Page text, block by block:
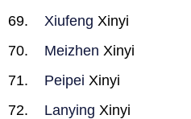
Xiufeng Xinyi
Meizhen Xinyi
Peipei Xinyi
Lanying Xinyi